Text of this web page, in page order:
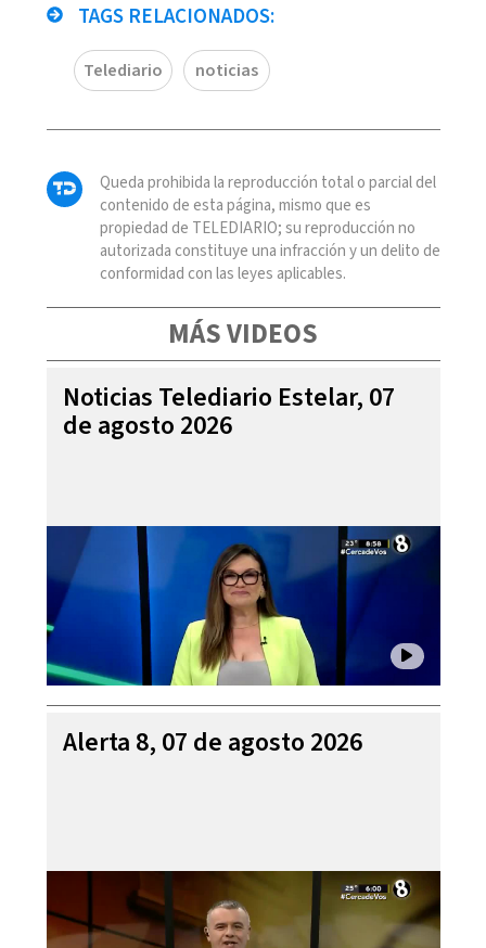
TAGS RELACIONADOS:
Telediario noticias
Queda prohibida la reproducción total o parcial del
contenido de esta página, mismo que es
propiedad de TELEDIARIO; su reproducción no
autorizada constituye una infracción y un delito de
conformidad con las leyes aplicables.
MÁS VIDEOS
Noticias Telediario Estelar, 07
de agosto 2026
Alerta 8, 07 de agosto 2026